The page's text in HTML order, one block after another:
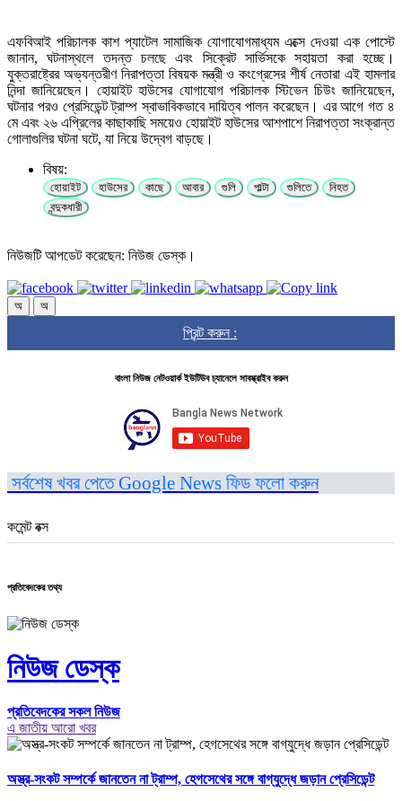
এফবিআই পরিচালক কাশ প্যাটেল সামাজিক যোগাযোগমাধ্যম এক্সে দেওয়া এক পোস্টে
জানান, ঘটনাস্থলে তদন্ত চলছে এবং সিক্রেট সার্ভিসকে সহায়তা করা হচ্ছে।
যুক্তরাষ্ট্রের অভ্যন্তরীণ নিরাপত্তা বিষয়ক মন্ত্রী ও কংগ্রেসের শীর্ষ নেতারা এই হামলার
নিন্দা জানিয়েছেন। হোয়াইট হাউসের যোগাযোগ পরিচালক স্টিভেন চিউং জানিয়েছেন,
ঘটনার পরও প্রেসিডেন্ট ট্রাম্প স্বাভাবিকভাবে দায়িত্ব পালন করেছেন। এর আগে গত ৪
মে এবং ২৬ এপ্রিলের কাছাকাছি সময়েও হোয়াইট হাউসের আশপাশে নিরাপত্তা সংক্রান্ত
গোলাগুলির ঘটনা ঘটে, যা নিয়ে উদ্বেগ বাড়ছে।
বিষয়:
হোয়াইট হাউসের কাছে আবার গুলি পাল্টা গুলিতে
নিহত
বন্দুকধারী
নিউজটি আপডেট করেছেন: নিউজ ডেস্ক।
অ অ
প্রিন্ট করুন :
বাংলা নিউজ নেটওয়ার্ক ইউটিউব চ্যানেলে সাবস্ক্রাইব করুন
সর্বশেষ খবর পেতে Google News ফিড ফলো করুন
কমেন্ট বক্স
প্রতিবেদকের তথ্য
নিউজ ডেস্ক
প্রতিবেদকের সকল নিউজ
এ জাতীয় আরো খবর
অস্ত্র-সংকট সম্পর্কে জানতেন না ট্রাম্প, হেগসেথের সঙ্গে বাগ্‌যুদ্ধে জড়ান প্রেসিডেন্ট